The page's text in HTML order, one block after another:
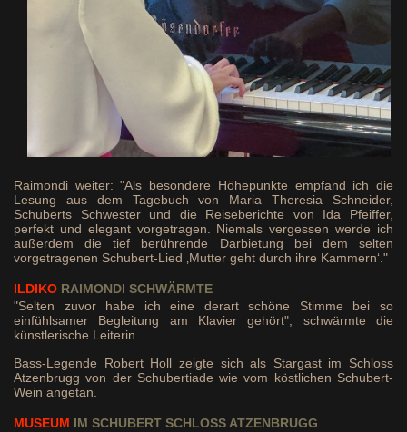
Raimondi weiter: "Als besondere Höhepunkte empfand ich die
Lesung aus dem Tagebuch von Maria Theresia Schneider,
Schuberts Schwester und die Reiseberichte von Ida Pfeiffer,
perfekt und elegant vorgetragen. Niemals vergessen werde ich
außerdem die tief berührende Darbietung bei dem selten
⁠vorgetragenen Schubert-Lied ‚Mutter geht durch ihre Kammern‘."
ILDIKO RAIMONDI SCHWÄRMTE
"Selten zuvor habe ich eine derart schöne Stimme bei so
einfühlsamer Begleitung am Klavier gehört", schwärmte die
künstlerische Leiterin.
Bass-Legende Robert Holl zeigte sich als Stargast im Schloss
Atzenbrugg von der Schubertiade wie vom köstlichen Schubert-
Wein angetan.
MUSEUM IM SCHUBERT SCHLOSS ATZENBRUGG